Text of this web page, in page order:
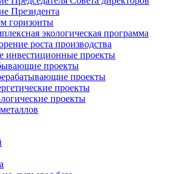
Президента
горизонты
экологическая программа
роста производства
инвестиционные проекты
проекты
проекты
проекты
проекты